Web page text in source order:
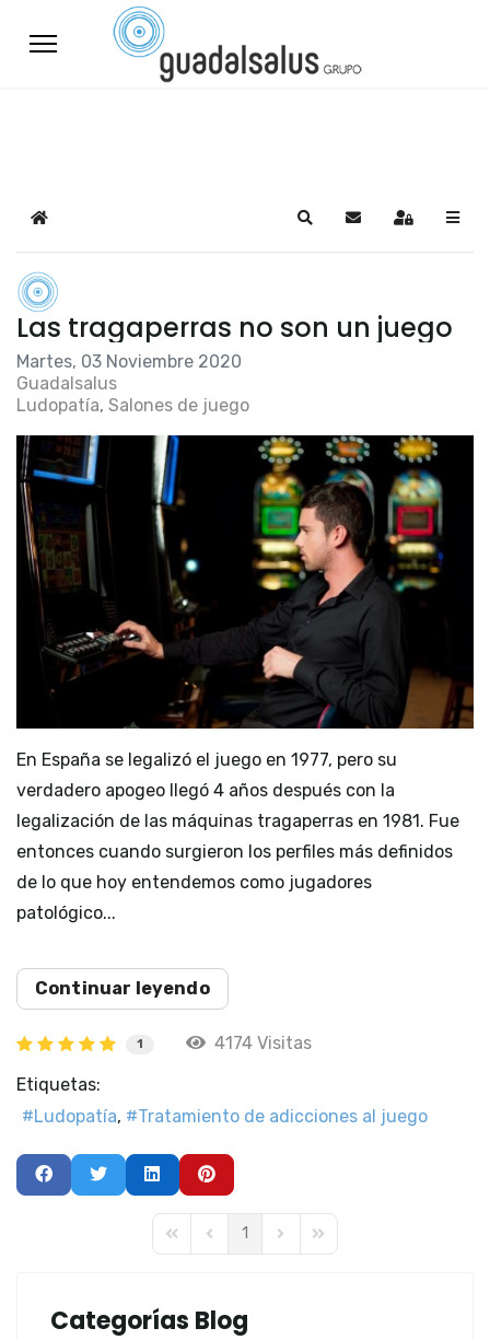
Home SearchSuscribirse a las
Sign In
Las tragaperras no son un juego
Martes, 03 Noviembre 2020
Guadalsalus
Ludopatía Salones de juego
En España se legalizó el juego en 1977, pero su
verdadero apogeo llegó 4 años después con la
legalización de las máquinas tragaperras en 1981. Fue
entonces cuando surgieron los perfiles más definidos
de lo que hoy entendemos como jugadores
patológico...
Continuar leyendo
1 4174 Visitas
Etiquetas:
Ludopatía
Tratamiento de adicciones al juego
First PagePrevious Page
1 Next PageLast Page
Categorías Blog